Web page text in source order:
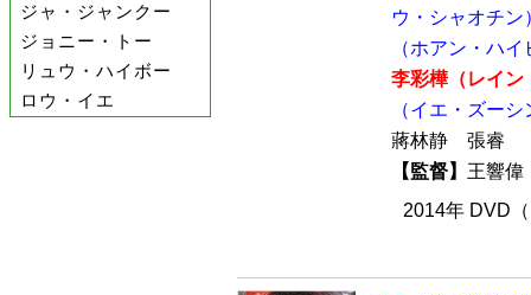
ジャ・ジャンクー
ジョニー・トー
リュウ・ハイボー
ロウ・イエ
ウ・シャオチン
（ホアン・ハ
李彩樺（レイン
（イエ・ズーシ
蔣林静 張睿
【監督】 王響
2014年 DVD